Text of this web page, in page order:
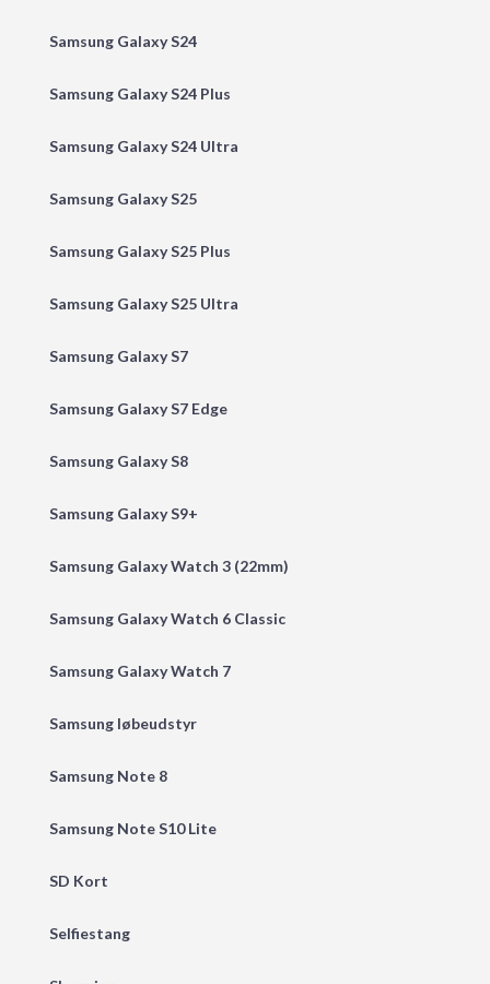
Samsung Galaxy S24
Samsung Galaxy S24 Plus
Samsung Galaxy S24 Ultra
Samsung Galaxy S25
Samsung Galaxy S25 Plus
Samsung Galaxy S25 Ultra
Samsung Galaxy S7
Samsung Galaxy S7 Edge
Samsung Galaxy S8
Samsung Galaxy S9+
Samsung Galaxy Watch 3 (22mm)
Samsung Galaxy Watch 6 Classic
Samsung Galaxy Watch 7
Samsung løbeudstyr
Samsung Note 8
Samsung Note S10 Lite
SD Kort
Selfiestang